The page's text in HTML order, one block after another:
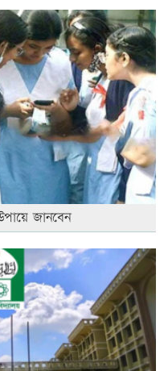
জানবেন